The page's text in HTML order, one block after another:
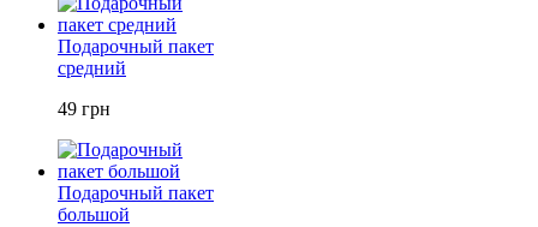
Подарочный пакет
средний
49 грн
Подарочный пакет
большой